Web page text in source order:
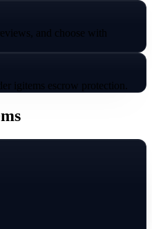
and choose with
igitems escrow protection.